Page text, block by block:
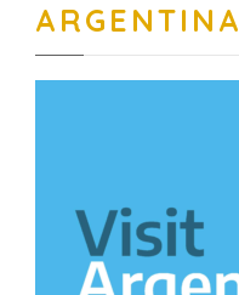
ARGENTINA